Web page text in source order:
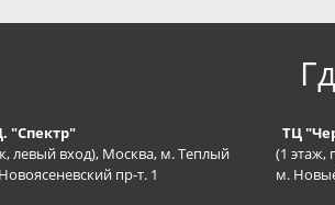
"Спектр"
левый вход), Москва, м. Теплый
пр-т. 1
ТЦ
(1 этаж,
м.